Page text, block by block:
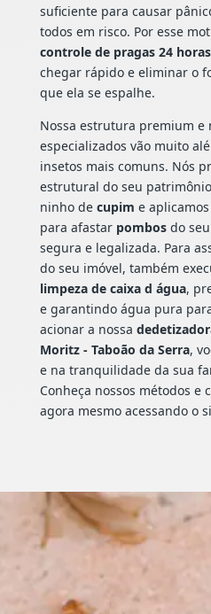
suficiente para causar
todos em risco. Por esse
controle de pragas 24 horas
chegar rápido e eliminar o
que ela se espalhe.
Nossa estrutura premium e
especializados vão muito
insetos mais comuns. Nós
estrutural do seu
ninho de cupim e
para afastar pombosdo
segura e legalizada. Para
do seu imóvel, também
limpeza de caixa d água,
e garantindo água pura
acionar a nossa
Moritz - Taboão da Serra,
e na tranquilidade da sua
Conheça nossos métodos e
agora mesmo acessando o